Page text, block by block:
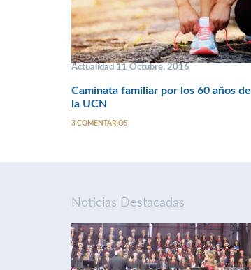
Actualidad 11 Octubre, 2016
Caminata familiar por los 60 años de
la UCN
3 COMENTARIOS
Noticias Destacadas